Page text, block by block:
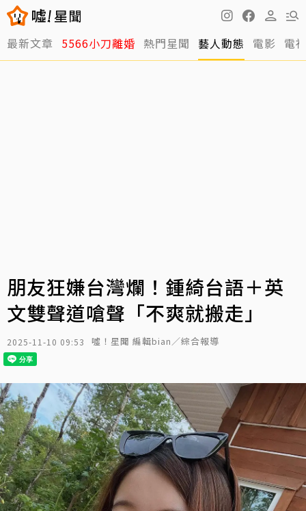
最新文章 5566小刀離婚 熱門星聞 藝人動態 電影 電
朋友狂嫌台灣爛！鍾綺台語＋英
文雙聲道嗆聲「不爽就搬走」
2025-11-10 09:53 噓！星聞 編輯bian／綜合報導